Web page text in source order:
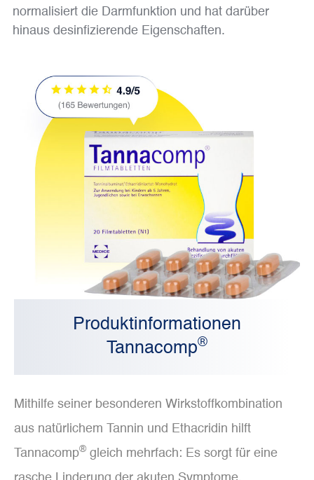
normalisiert die Darmfunktion und hat darüber
hinaus desinfizierende Eigenschaften.
Produktinformationen
Tannacomp®
Mithilfe seiner besonderen Wirkstoffkombination
aus natürlichem Tannin und Ethacridin hilft
Tannacomp® gleich mehrfach: Es sorgt für eine